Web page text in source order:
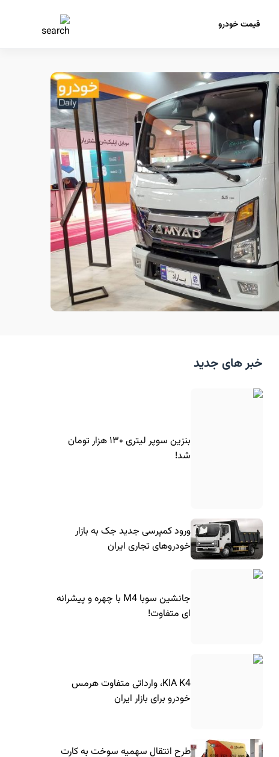
قیمت خودرو
خبر های جدید
بنزین سوپر لیتری ۱۳۰ هزار تومان
شد!
ورود کمپرسی جدید جک به بازار
خودروهای تجاری ایران
جانشین سوبا M4 با چهره و پیشرانه
ای متفاوت!
KIA K4، وارداتی متفاوت هرمس
خودرو برای بازار ایران
طرح انتقال سهمیه سوخت به کارت